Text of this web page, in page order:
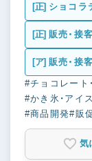
[正] ショコラ
[正] 販売・接客
[ア] 販売・接客
#チョコレート
#かき氷・アイ
#商品開発#販
気